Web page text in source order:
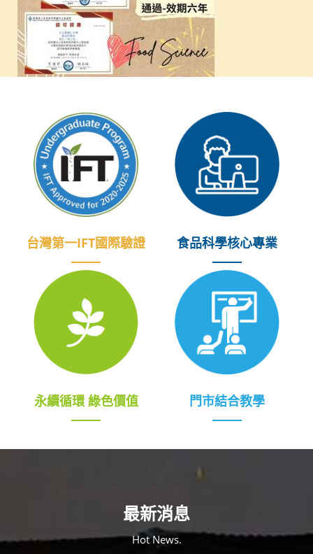
台灣第一IFT國際驗證 食品科學核心專業
永續循環 綠色價值 門市結合教學
最新消息
Hot News.